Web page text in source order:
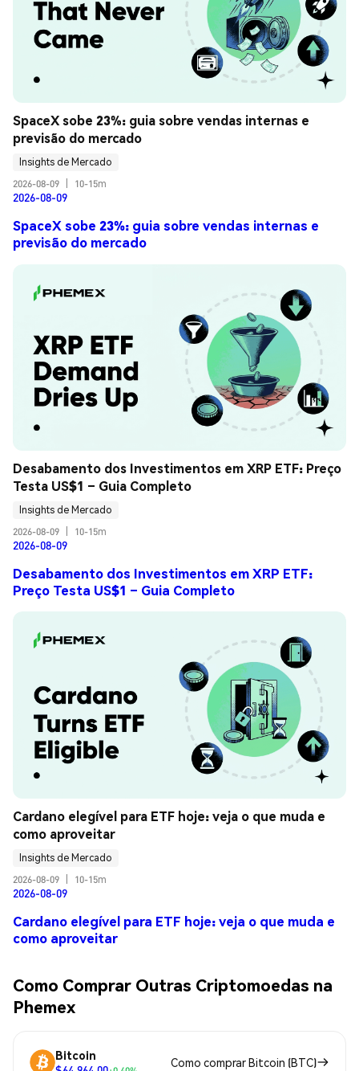
SpaceX sobe 23%: guia sobre vendas internas e
previsão do mercado
Insights de Mercado
2026-08-09
10-15m
2026-08-09
SpaceX sobe 23%: guia sobre vendas internas e
previsão do mercado
Desabamento dos Investimentos em XRP ETF: Preço
Testa US$1 – Guia Completo
Insights de Mercado
2026-08-09
10-15m
2026-08-09
Desabamento dos Investimentos em XRP ETF:
Preço Testa US$1 – Guia Completo
Cardano elegível para ETF hoje: veja o que muda e
como aproveitar
Insights de Mercado
2026-08-09
10-15m
2026-08-09
Cardano elegível para ETF hoje: veja o que muda e
como aproveitar
Como Comprar Outras Criptomoedas na
Phemex
Bitcoin
Como comprar Bitcoin (BTC)